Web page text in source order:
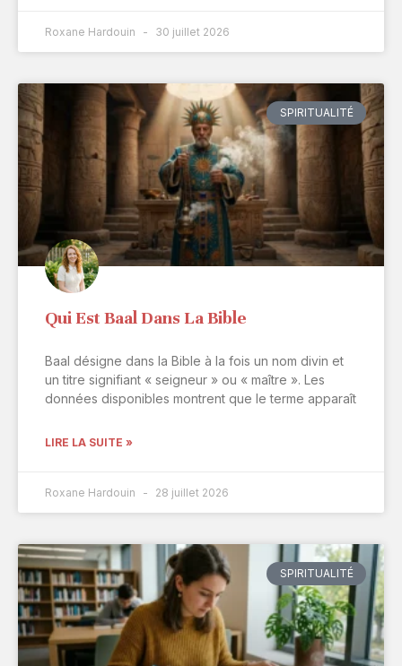
Roxane Hardouin 30 juillet 2026
SPIRITUALITÉ
Qui Est Baal Dans La Bible
Baal désigne dans la Bible à la fois un nom divin et
un titre signifiant « seigneur » ou « maître ». Les
données disponibles montrent que le terme apparaît
LIRE LA SUITE »
Roxane Hardouin 28 juillet 2026
SPIRITUALITÉ